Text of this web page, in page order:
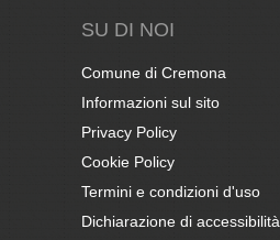
SU DI NOI
Comune di Cremona
Informazioni sul sito
Privacy Policy
Cookie Policy
Termini e condizioni d'uso
Dichiarazione di accessibilità